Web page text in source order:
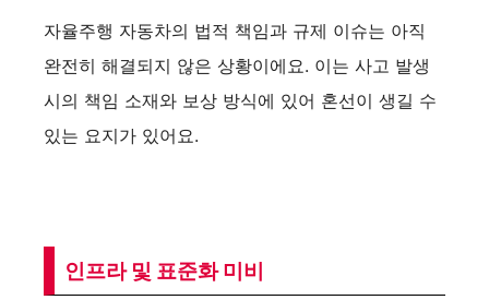
자율주행 자동차의 법적 책임과 규제 이슈는 아직
완전히 해결되지 않은 상황이에요. 이는 사고 발생
시의 책임 소재와 보상 방식에 있어 혼선이 생길 수
있는 요지가 있어요.
인프라 및 표준화 미비